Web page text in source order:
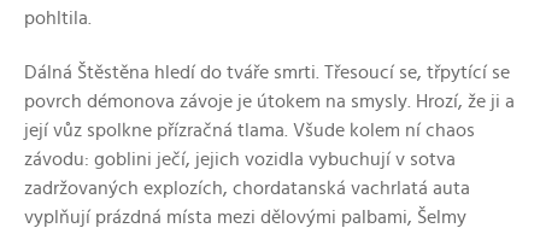
pohltila.
Dálná Štěstěna hledí do tváře smrti. Třesoucí se, třpytící se
povrch démonova závoje je útokem na smysly. Hrozí, že ji a
její vůz spolkne přízračná tlama. Všude kolem ní chaos
závodu: goblini ječí, jejich vozidla vybuchují v sotva
zadržovaných explozích, chordatanská vachrlatá auta
vyplňují prázdná místa mezi dělovými palbami, Šelmy